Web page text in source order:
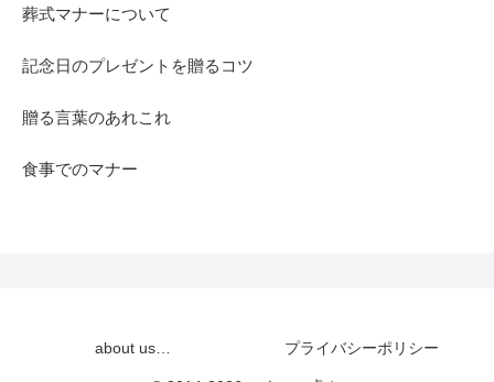
葬式マナーについて
記念日のプレゼントを贈るコツ
贈る言葉のあれこれ
食事でのマナー
about us… プライバシーポリシー